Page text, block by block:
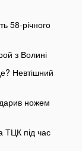
58-річного
з Волині
Невтішний
ножем
ТЦК під час